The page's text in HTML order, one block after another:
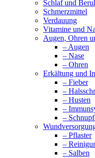
Schlaf und
Schmerzmittel
Verdauung
Vitamine und
Augen, Ohren
– Augen
– Nase
– Ohren
Erkältung und
– Fieber
–
– Husten
–
–
– Pflaster
–
– Salben